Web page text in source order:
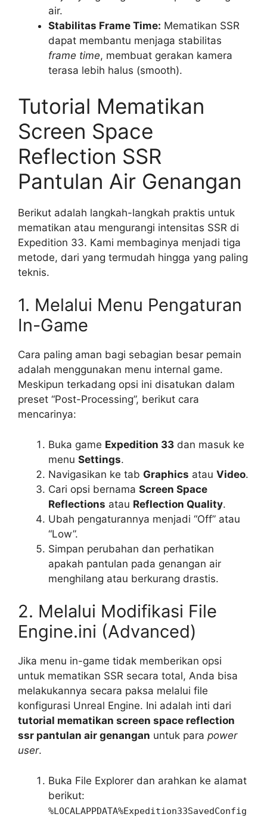
air.
Stabilitas Frame Time: Mematikan SSR
dapat membantu menjaga stabilitas
frame time, membuat gerakan kamera
terasa lebih halus (smooth).
Tutorial Mematikan
Screen Space
Reflection SSR
Pantulan Air Genangan
Berikut adalah langkah-langkah praktis untuk
mematikan atau mengurangi intensitas SSR di
Expedition 33. Kami membaginya menjadi tiga
metode, dari yang termudah hingga yang paling
teknis.
1. Melalui Menu Pengaturan
In-Game
Cara paling aman bagi sebagian besar pemain
adalah menggunakan menu internal game.
Meskipun terkadang opsi ini disatukan dalam
preset “Post-Processing”, berikut cara
mencarinya:
Buka game Expedition 33 dan masuk ke
menu Settings.
Navigasikan ke tab Graphics atau Video.
Cari opsi bernama Screen Space
Reflections atau Reflection Quality.
Ubah pengaturannya menjadi “Off” atau
“Low”.
Simpan perubahan dan perhatikan
apakah pantulan pada genangan air
menghilang atau berkurang drastis.
2. Melalui Modifikasi File
Engine.ini (Advanced)
Jika menu in-game tidak memberikan opsi
untuk mematikan SSR secara total, Anda bisa
melakukannya secara paksa melalui file
konfigurasi Unreal Engine. Ini adalah inti dari
tutorial mematikan screen space reflection
ssr pantulan air genangan untuk para power
user.
Buka File Explorer dan arahkan ke alamat
berikut:
%LOCALAPPDATA%Expedition33SavedConfig